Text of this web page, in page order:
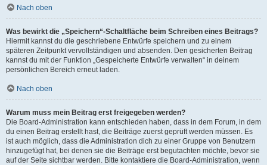
Nach oben
Was bewirkt die „Speichern“-Schaltfläche beim Schreiben eines Beitrags?
Hiermit kannst du die geschriebene Entwürfe speichern und zu einem
späteren Zeitpunkt vervollständigen und absenden. Den gesicherten Beitrag
kannst du mit der Funktion „Gespeicherte Entwürfe verwalten“ in deinem
persönlichen Bereich erneut laden.
Nach oben
Warum muss mein Beitrag erst freigegeben werden?
Die Board-Administration kann entschieden haben, dass in dem Forum, in dem
du einen Beitrag erstellt hast, die Beiträge zuerst geprüft werden müssen. Es
ist auch möglich, dass die Administration dich zu einer Gruppe von Benutzern
hinzugefügt hat, bei denen sie die Beiträge erst begutachten möchte, bevor sie
auf der Seite sichtbar werden. Bitte kontaktiere die Board-Administration, wenn